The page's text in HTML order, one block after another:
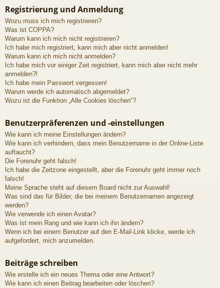
riff
Registrierung und Anmeldung
Wozu muss ich mich registrieren?
Was ist COPPA?
Warum kann ich mich nicht registrieren?
Ich habe mich registriert, kann mich aber nicht anmelden!
Warum kann ich mich nicht anmelden?
Ich habe mich vor einiger Zeit registriert, kann mich aber nicht mehr
anmelden?!
Ich habe mein Passwort vergessen!
Warum werde ich automatisch abgemeldet?
Wozu ist die Funktion „Alle Cookies löschen“?
Benutzerpräferenzen und -einstellungen
Wie kann ich meine Einstellungen ändern?
Wie kann ich verhindern, dass mein Benutzername in der Online-Liste
auftaucht?
Die Forenuhr geht falsch!
Ich habe die Zeitzone eingestellt, aber die Forenuhr geht immer noch
falsch!
Meine Sprache steht auf diesem Board nicht zur Auswahl!
Was sind das für Bilder, die bei meinem Benutzernamen angezeigt
werden?
Wie verwende ich einen Avatar?
Was ist mein Rang und wie kann ich ihn ändern?
Wenn ich bei einem Benutzer auf den E-Mail-Link klicke, werde ich
aufgefordert, mich anzumelden.
Beiträge schreiben
Wie erstelle ich ein neues Thema oder eine Antwort?
Wie kann ich einen Beitrag bearbeiten oder löschen?